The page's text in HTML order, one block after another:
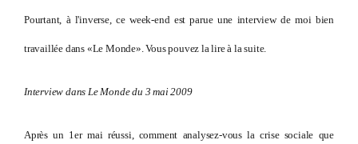
Pourtant, à l'inverse, ce week-end est parue une interview de moi bien
travaillée dans «Le Monde». Vous pouvez la lire à la suite.
Interview dans Le Monde du 3 mai 2009
Après un 1er mai réussi, comment analysez-vous la crise sociale que